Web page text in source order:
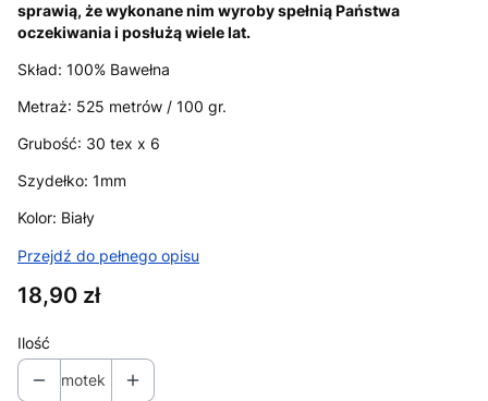
sprawią, że wykonane nim wyroby spełnią Państwa
oczekiwania i posłużą wiele lat.
Skład: 100% Bawełna
Metraż: 525 metrów / 100 gr.
Grubość: 30 tex x 6
Szydełko: 1mm
Kolor: Biały
Przejdź do pełnego opisu
Cena
18,90 zł
Ilość
motek